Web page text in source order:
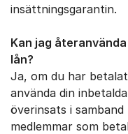
insättningsgarantin.
Kan jag
lån?
Ja, om du har
använda din
överinsats i
medlemmar som